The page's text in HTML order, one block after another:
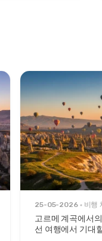
한 그룹, 대형 투어
러한
합리적인 가격
업, 가벼운 아침식사,
바구니는 가치를
족 재회의 의미 있는
경험 카파도키아를
, 더 나은 공간과 우
트 단체 열기구 비행
비는 바구니 및 개
및 기업 인센티브 여
25-05-2026 비행
고르메 계곡에서
선 여행에서 기대